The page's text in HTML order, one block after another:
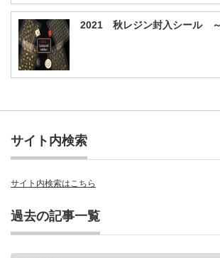
2021 秋レジン封入シール ～
サイト内検索
サイト内検索はこちら
過去の記事一覧